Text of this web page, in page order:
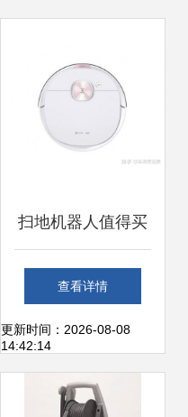
扫地机器人值得买
吗？一文读懂如何
挑选优质洗扫一体
机
查看详情
更新时间：2026-08-08
14:42:14